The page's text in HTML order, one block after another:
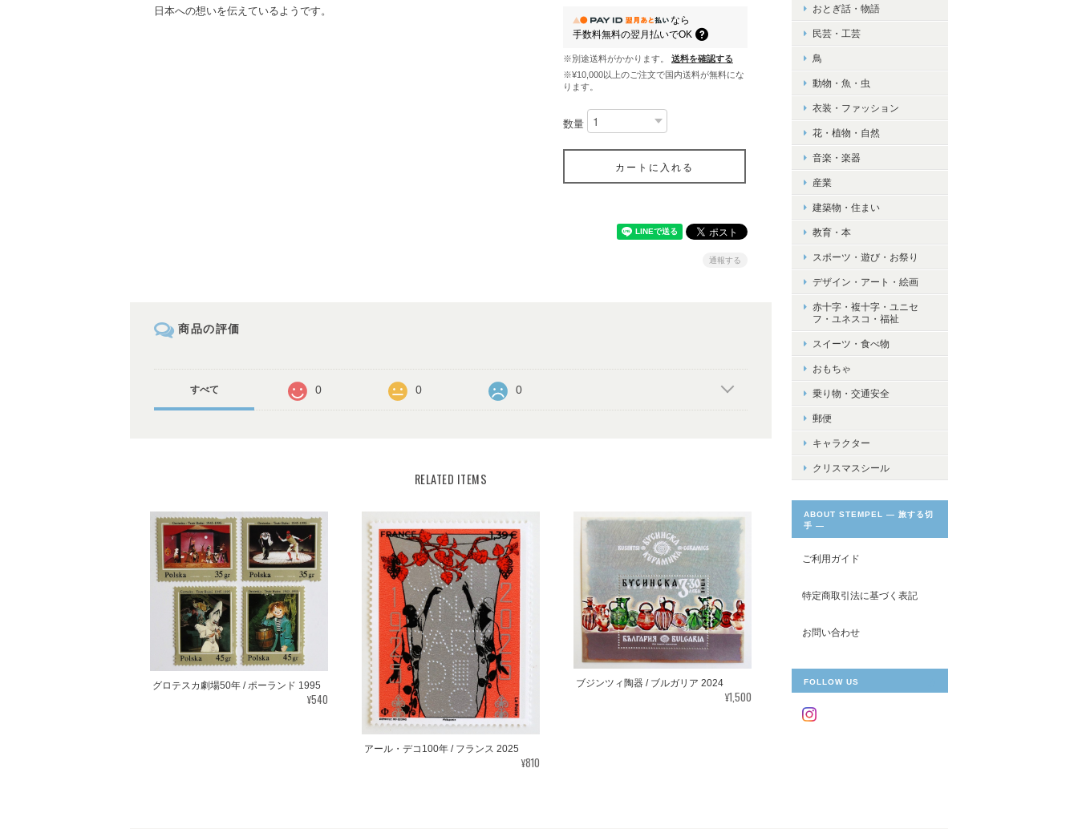
日本への想いを伝えているようです。
なら
手数料無料の翌月払いでOK
※別途送料がかかります。
送料を確認する
※¥10,000以上のご注文で国内送料が無料にな
ります。
数量
カートに入れる
通報する
商品の評価
すべて 0 0 0
RELATED ITEMS
グロテスカ劇場50年 / ポーランド 1995
¥540
アール・デコ100年 / フランス 2025
¥810
ブジンツィ陶器 / ブルガリア 2024
¥1,500
おとぎ話・物語
民芸・工芸
鳥
動物・魚・虫
衣装・ファッション
花・植物・自然
音楽・楽器
産業
建築物・住まい
教育・本
スポーツ・遊び・お祭り
デザイン・アート・絵画
赤十字・複十字・ユニセ
フ・ユネスコ・福祉
スイーツ・食べ物
おもちゃ
乗り物・交通安全
郵便
キャラクター
クリスマスシール
ABOUT STEMPEL ― 旅する切
手 ―
ご利用ガイド
特定商取引法に基づく表記
お問い合わせ
FOLLOW US